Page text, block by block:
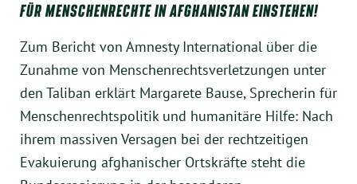
FÜR MENSCHENRECHTE IN AFGHANISTAN EINSTEHEN!
Zum Bericht von Amnesty International über die
Zunahme von Menschenrechtsverletzungen unter
den Taliban erklärt Margarete Bause, Sprecherin für
Menschenrechtspolitik und humanitäre Hilfe: Nach
ihrem massiven Versagen bei der rechtzeitigen
Evakuierung afghanischer Ortskräfte steht die